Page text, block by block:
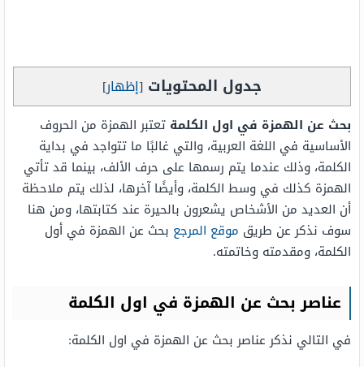
جدول المحتويات [إظهار]
بحث عن الهمزة في اول الكلمة تعتبر الهمزة من الحروف
الأساسية في اللغة العربية، والتي غالبًا ما تتواجد في بداية
الكلمة، وذلك عندما يتم رسمها على حرف الألف، بينما قد تأتي
الهمزة كذلك في وسط الكلمة، وأيضًا آخرها، لذلك يتم ملاحظة
أن العديد من الأشخاص يشعرون بالحيرة عند كتابتها، ومن هنا
سوف نذكر عن طريق موقع المرجع بحث عن الهمزة في أول
الكلمة، ومقدمته وخاتمته.
عناصر بحث عن الهمزة في اول الكلمة
في التالي نذكر عناصر بحث عن الهمزة في اول الكلمة: